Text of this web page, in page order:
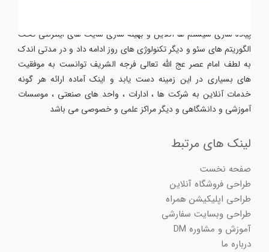
پیاده سازی سیستم ها آنلاین و بهینه سازی سایت های اینترنتی تحت
الگوریتم های سئو و دیگر تکنولوژی های روز ادامه داد و در مدتی اندک
به لطف امام عصر عج الله تعالی فرجه الشریف توانست به موفقیت
های بسیاری در این زمینه دست یابد و اینک آماده ارائه هر گونه
خدمات آنلاین به شرکت ها ، ادارات ، واحد های صنعتی ، موسسات
آموزشی و دانشگاهی و دیگر مراکز علمی و خصوصی می باشد
لینک های مرتبط
صفحه نخست
طراحی فروشگاه آنلاین
طراحی اپلیکیشن همراه
طراحی وبسایت سفارشی
آموزش و مشاوره DM
درباره ما